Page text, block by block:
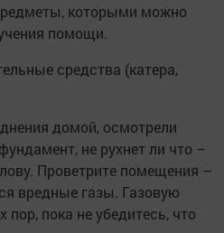
которыми можно
помощи.
средства (катера,
домой, осмотрели
не рухнет ли что –
Проветрите помещения –
вредные газы. Газовую
пор, пока не убедитесь, что